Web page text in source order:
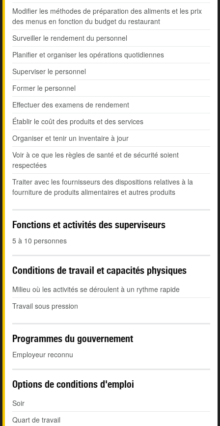
Modifier les méthodes de préparation des aliments et les prix
des menus en fonction du budget du restaurant
Surveiller le rendement du personnel
Planifier et organiser les opérations quotidiennes
Superviser le personnel
Former le personnel
Effectuer des examens de rendement
Établir le coût des produits et des services
Organiser et tenir un inventaire à jour
Voir à ce que les règles de santé et de sécurité soient
respectées
Traiter avec les fournisseurs des dispositions relatives à la
fourniture de produits alimentaires et autres produits
Fonctions et activités des superviseurs
5 à 10 personnes
Conditions de travail et capacités physiques
Milieu où les activités se déroulent à un rythme rapide
Travail sous pression
Programmes du gouvernement
Employeur reconnu
Options de conditions d'emploi
Soir
Quart de travail